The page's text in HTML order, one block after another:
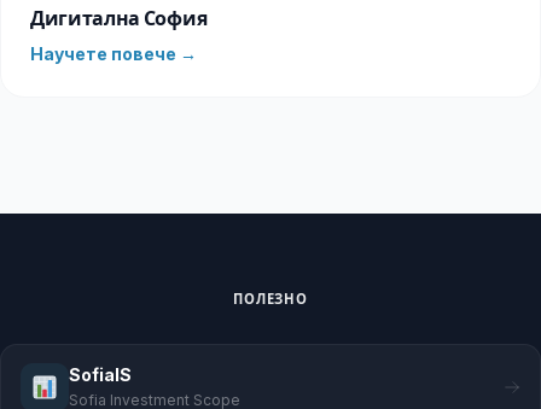
Дигитална София
Научете повече →
ПОЛЕЗНО
SofiaIS
Sofia Investment Scope